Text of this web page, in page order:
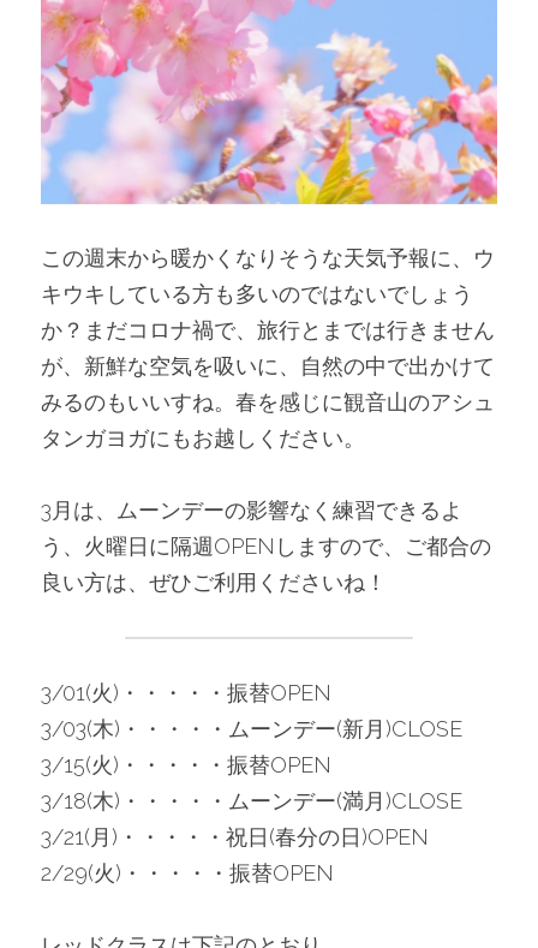
この週末から暖かくなりそうな天気予報に、ウ
キウキしている方も多いのではないでしょう
か？まだコロナ禍で、旅行とまでは行きません
が、新鮮な空気を吸いに、自然の中で出かけて
みるのもいいすね。春を感じに観音山のアシュ
タンガヨガにもお越しください。
3月は、ムーンデーの影響なく練習できるよ
う、火曜日に隔週OPENしますので、ご都合の
良い方は、ぜひご利用くださいね！
3/01(火)・・・・・振替OPEN
3/03(木)・・・・・ムーンデー(新月)CLOSE
3/15(火)・・・・・振替OPEN
3/18(木)・・・・・ムーンデー(満月)CLOSE
3/21(月)・・・・・祝日(春分の日)OPEN
2/29(火)・・・・・振替OPEN